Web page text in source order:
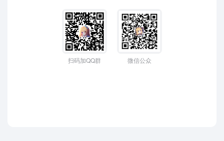
扫码加QQ群 微信公众